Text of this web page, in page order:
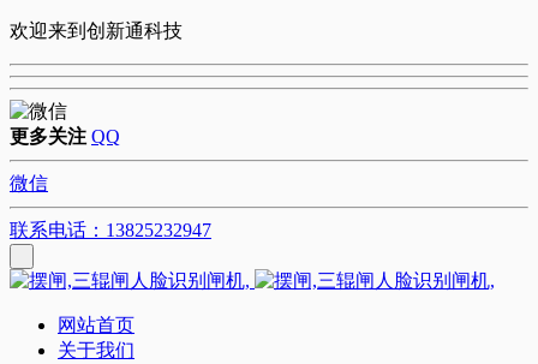
欢迎来到创新通科技
更多关注 QQ
微信
联系电话：13825232947
网站首页
关于我们